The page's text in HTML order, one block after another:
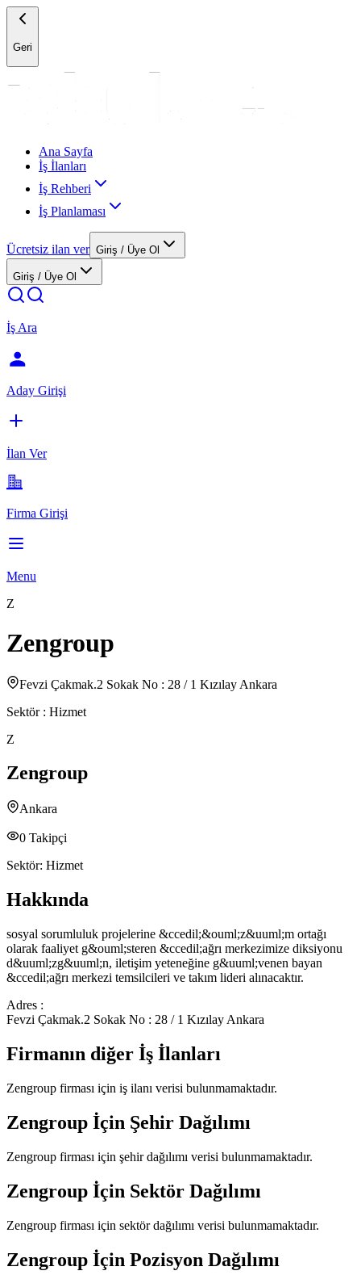
Geri
Ana Sayfa
İş İlanları
İş Rehberi
İş Planlaması
Ücretsiz ilan ver Giriş / Üye Ol
Giriş / Üye Ol
İş Ara
Aday Girişi
İlan Ver
Firma Girişi
Menu
Z
Zengroup
Fevzi Çakmak.2 Sokak No : 28 / 1 Kızılay Ankara
Sektör : Hizmet
Z
Zengroup
Ankara
0 Takipçi
Sektör: Hizmet
Hakkında
sosyal sorumluluk projelerine &ccedil;&ouml;z&uuml;m ortağı
olarak faaliyet g&ouml;steren &ccedil;ağrı merkezimize diksiyonu
d&uuml;zg&uuml;n, iletişim yeteneğine g&uuml;venen bayan
&ccedil;ağrı merkezi temsilcileri ve takım lideri alınacaktır.
Adres :
Fevzi Çakmak.2 Sokak No : 28 / 1 Kızılay Ankara
Firmanın diğer İş İlanları
Zengroup firması için iş ilanı verisi bulunmamaktadır.
Zengroup İçin Şehir Dağılımı
Zengroup firması için şehir dağılımı verisi bulunmamaktadır.
Zengroup İçin Sektör Dağılımı
Zengroup firması için sektör dağılımı verisi bulunmamaktadır.
Zengroup İçin Pozisyon Dağılımı